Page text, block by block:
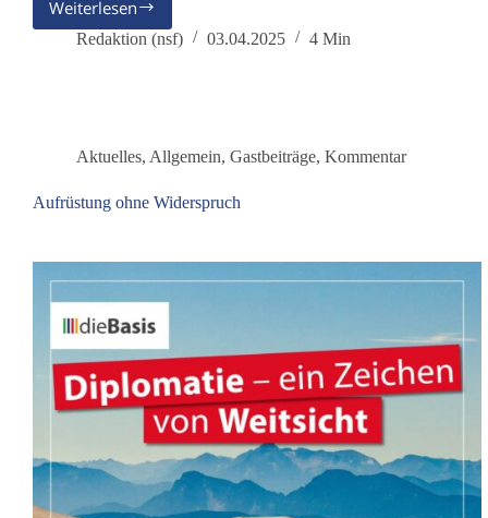
Weiterlesen
Am
Rande
Redaktion (nsf) 03.04.2025 4 Min
Aktuelles, Allgemein, Gastbeiträge, Kommentar
Aufrüstung ohne Widerspruch